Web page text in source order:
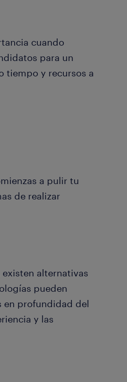
cuando
para un
tiempo y recursos a
a pulir tu
de realizar
alternativas
pueden
en profundidad del
y las